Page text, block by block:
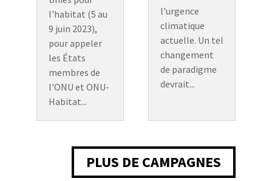
l'habitat (5 au
9 juin 2023),
pour appeler
les États
membres de
l'ONU et ONU-
Habitat...
l'urgence
climatique
actuelle. Un tel
changement
de paradigme
devrait...
PLUS DE CAMPAGNES